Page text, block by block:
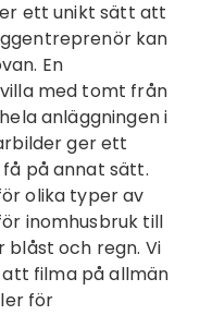
ett unikt sätt att
kan
En
med tomt från
anläggningen i
ger ett
på annat sätt.
olika typer av
inomhusbruk till
och regn. Vi
filma på allmän
för